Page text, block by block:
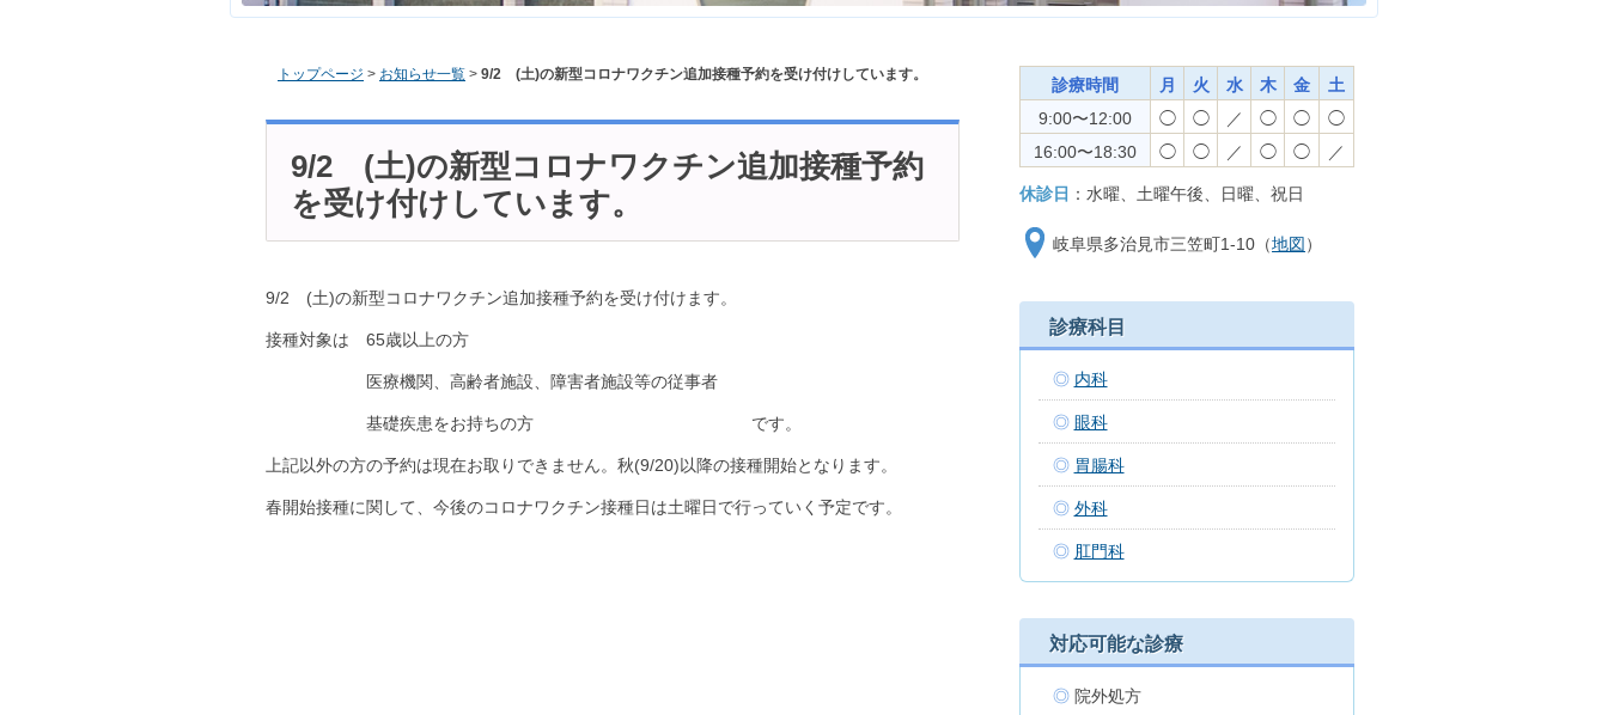
トップページ > お知らせ一覧 > 9/2 (土)の新型コロナワクチン追加接種予約を受け付けしています。
9/2 (土)の新型コロナワクチン追加接種予約
を受け付けしています。
9/2 (土)の新型コロナワクチン追加接種予約を受け付けます。
接種対象は 65歳以上の方
医療機関、高齢者施設、障害者施設等の従事者
基礎疾患をお持ちの方 です。
上記以外の方の予約は現在お取りできません。秋(9/20)以降の接種開始となります。
春開始接種に関して、今後のコロナワクチン接種日は土曜日で行っていく予定です。
診療時間 月 火 水 木 金
土
9:00〜12:00
◯ ◯ ／ ◯ ◯
◯
16:00〜18:30
◯ ◯ ／ ◯ ◯ ／
休診日 ：水曜、土曜午後、日曜、祝日
岐阜県多治見市三笠町1-10（地図 ）
診療科目
内科
眼科
胃腸科
外科
肛門科
対応可能な診療
院外処方